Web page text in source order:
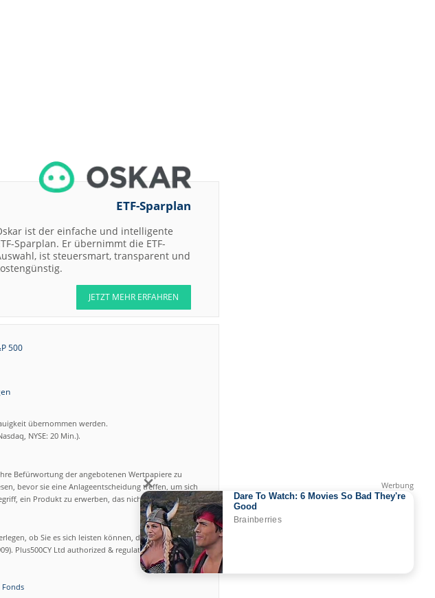
ETF-Sparplan
ist der einfache und intelligente
Sparplan. Er übernimmt die ETF-
ist steuersmart, transparent und
JETZT MEHR ERFAHREN
500
übernommen werden.
NYSE: 20 Min.).
Befürwortung der angebotenen Wertpapiere zu
bevor sie eine Anlageentscheidung treffen, um sich
ein Produkt zu erwerben, das nicht einfach ist und
ob Sie es sich leisten können, das hohe Risiko
Plus500CY Ltd authorized & regulated by CySEC
Fonds